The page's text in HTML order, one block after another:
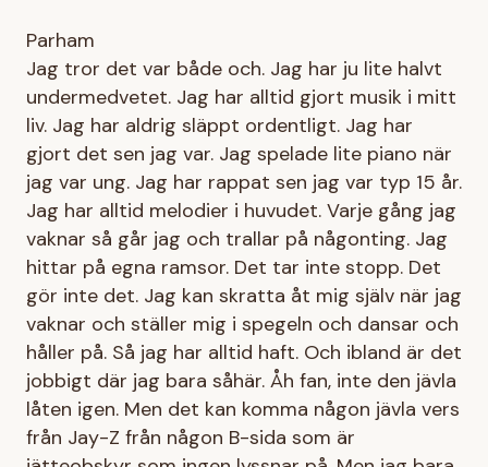
Parham
Jag tror det var både och. Jag har ju lite halvt
undermedvetet. Jag har alltid gjort musik i mitt
liv. Jag har aldrig släppt ordentligt. Jag har
gjort det sen jag var. Jag spelade lite piano när
jag var ung. Jag har rappat sen jag var typ 15 år.
Jag har alltid melodier i huvudet. Varje gång jag
vaknar så går jag och trallar på någonting. Jag
hittar på egna ramsor. Det tar inte stopp. Det
gör inte det. Jag kan skratta åt mig själv när jag
vaknar och ställer mig i spegeln och dansar och
håller på. Så jag har alltid haft. Och ibland är det
jobbigt där jag bara såhär. Åh fan, inte den jävla
låten igen. Men det kan komma någon jävla vers
från Jay-Z från någon B-sida som är